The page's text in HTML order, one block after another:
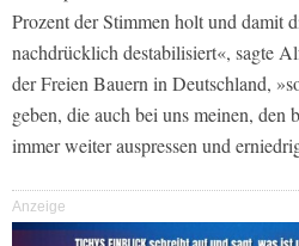
Prozent der Stimmen holt und damit
nachdrücklich destabilisiert«, sagte
der Freien Bauern in Deutschland,
geben, die auch bei uns meinen, den
immer weiter auspressen und
Anzeige